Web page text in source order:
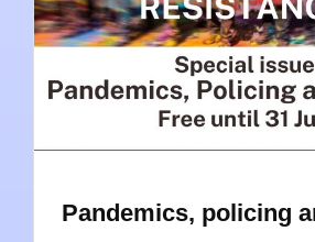
Pandemics, policing